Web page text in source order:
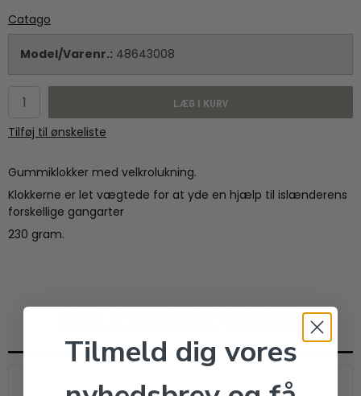
Catago
Model/Varenr.: 48643008
LÆG I KURV
Tilføj til ønskeliste
Gummiklokker med velkrolukning.
Klokkerne er let vægtede for at yde en hjælp til islænderens
forskellige gangarter
230 gram.
Tilmeld dig vores